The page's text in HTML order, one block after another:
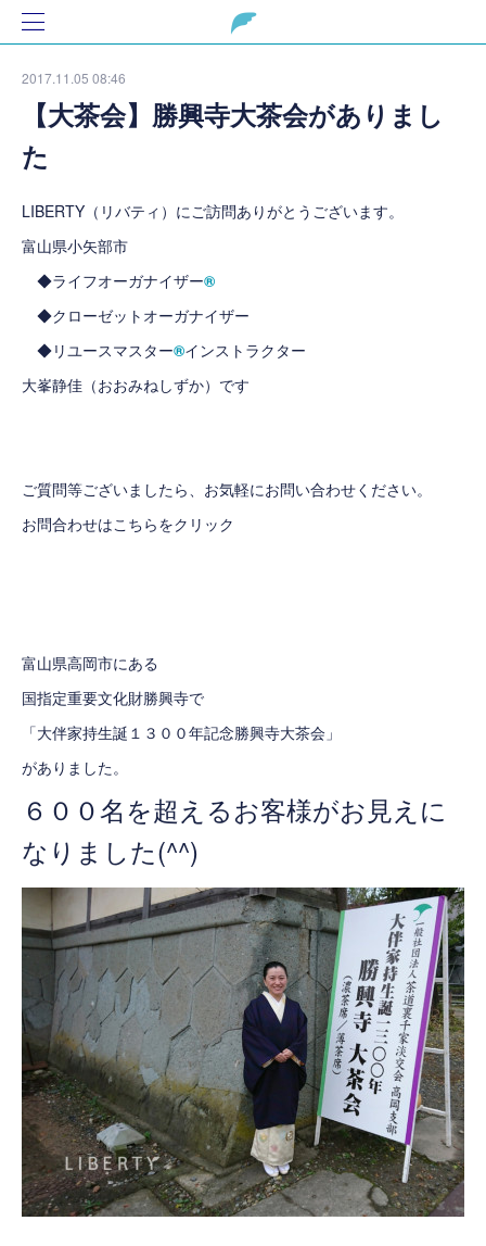
2017.11.05 08:46
【大茶会】勝興寺大茶会がありまし
た
LIBERTY（リバティ）にご訪問ありがとうございます。
富山県小矢部市
◆ライフオーガナイザー®
◆クローゼットオーガナイザー
◆リユースマスター®インストラクター
大峯静佳（おおみねしずか）です
ご質問等ございましたら、お気軽にお問い合わせください。
お問合わせはこちらをクリック
富山県高岡市にある
国指定重要文化財勝興寺で
「大伴家持生誕１３００年記念勝興寺大茶会」
がありました。
６００名を超えるお客様がお見えに
なりました(^^)